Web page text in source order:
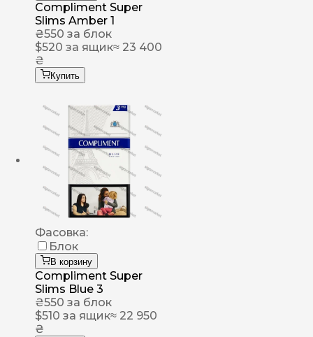
Compliment Super
Slims Amber 1
₴550 за блок
$520 за ящик≈ 23 400
₴
Купить
Фасовка:
Блок
В корзину
Compliment Super
Slims Blue 3
₴550 за блок
$510 за ящик≈ 22 950
₴